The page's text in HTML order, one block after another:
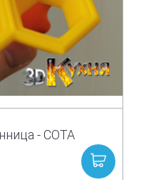
- СОТА